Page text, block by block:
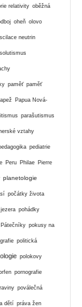
relativity oběžná
oheň olovo
neutrin
paměť paměť
Papua Nová-
parašutismus
vztahy
pediatrie
Peru Philae Pierre
planetologie
počátky života
pohádky
pokusy na
politická
polokovy
pornografie
poválečná
dětí práva žen